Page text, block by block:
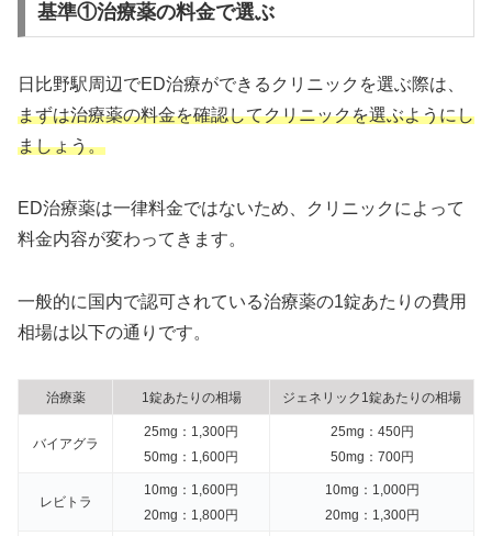
基準①治療薬の料金で選ぶ
日比野駅周辺でED治療ができるクリニックを選ぶ際は、
まずは治療薬の料金を確認してクリニックを選ぶようにし
ましょう。
ED治療薬は一律料金ではないため、クリニックによって
料金内容が変わってきます。
一般的に国内で認可されている治療薬の1錠あたりの費用
相場は以下の通りです。
治療薬 1錠あたりの相場 ジェネリック1錠あたりの相場
バイアグラ
25mg：1,300円
50mg：1,600円
25mg：450円
50mg：700円
レビトラ
10mg：1,600円
20mg：1,800円
10mg：1,000円
20mg：1,300円